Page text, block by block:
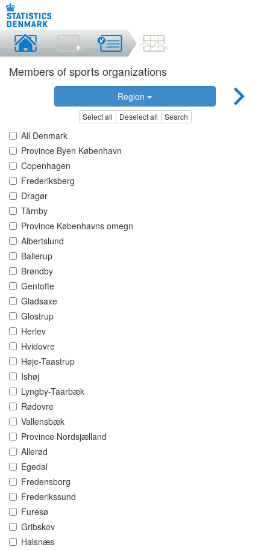
Members of sports organizations
Region
Select all Deselect all Search
All Denmark
Province Byen København
Copenhagen
Frederiksberg
Dragør
Tårnby
Province Københavns omegn
Albertslund
Ballerup
Brøndby
Gentofte
Gladsaxe
Glostrup
Herlev
Hvidovre
Høje-Taastrup
Ishøj
Lyngby-Taarbæk
Rødovre
Vallensbæk
Province Nordsjælland
Allerød
Egedal
Fredensborg
Frederikssund
Furesø
Gribskov
Halsnæs